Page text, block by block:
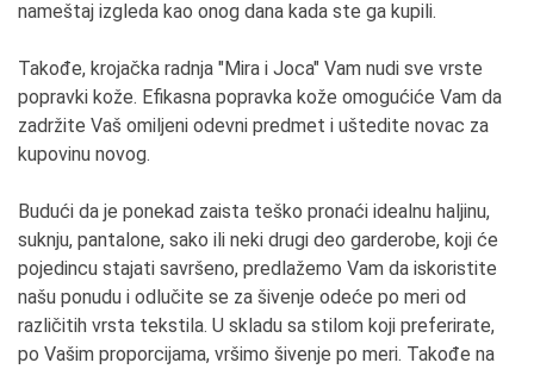
nameštaj izgleda kao onog dana kada ste ga kupili.
Takođe, krojačka radnja "Mira i Joca" Vam nudi sve vrste
popravki kože. Efikasna popravka kože omogućiće Vam da
zadržite Vaš omiljeni odevni predmet i uštedite novac za
kupovinu novog.
Budući da je ponekad zaista teško pronaći idealnu haljinu,
suknju, pantalone, sako ili neki drugi deo garderobe, koji će
pojedincu stajati savršeno, predlažemo Vam da iskoristite
našu ponudu i odlučite se za šivenje odeće po meri od
različitih vrsta tekstila. U skladu sa stilom koji preferirate,
po Vašim proporcijama, vršimo šivenje po meri. Takođe na